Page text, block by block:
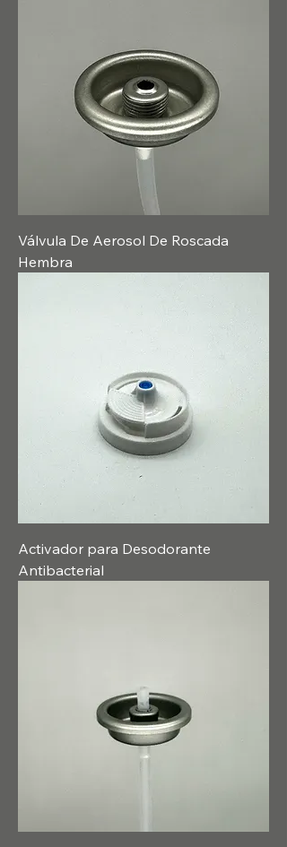
Válvula De Aerosol De Roscada
Hembra
Activador para Desodorante
Antibacterial